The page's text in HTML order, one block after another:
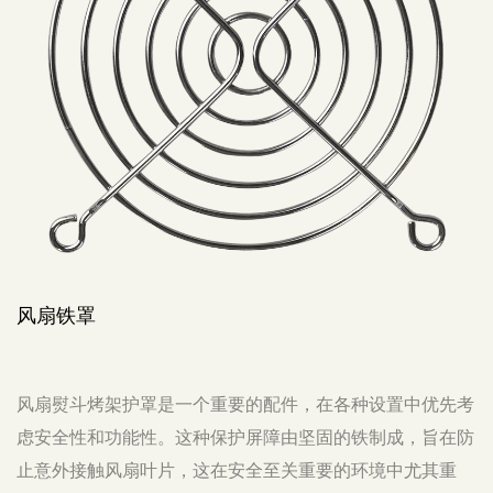
重要的配件，在各种设置中优先考
保护屏障由坚固的铁制成，旨在防
在安全至关重要的环境中尤其重
风扇进气过滤器是一种
能。它通常用于防止灰
扇及其相关系统。 该过